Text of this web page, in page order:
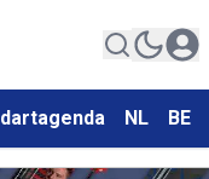
dartagenda NL BE